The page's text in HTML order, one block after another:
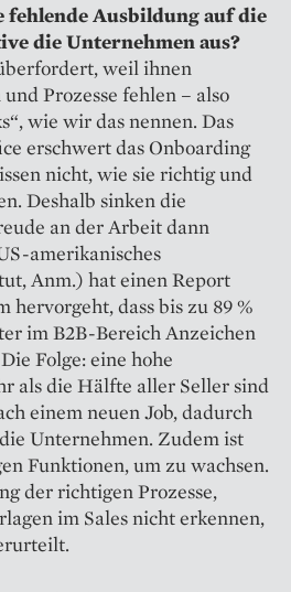
­Ausbildung auf die
die Unternehmen aus?
weil ihnen
Prozesse fehlen – also
wie wir das nennen. Das
erschwert das Onboarding
nicht, wie sie richtig und
Deshalb sinken die
an der Arbeit dann
amerikanisches
Anm.) hat einen Report
hervorgeht, dass bis zu 89 %
im B2B-Bereich Anzeichen
Folge: eine hohe
als die Hälfte aller Seller sind
einem neuen Job, dadurch
Unternehmen. Zudem ist
Funktionen, um zu wachsen.
der richtigen Prozesse,
im Sales nicht erkennen,